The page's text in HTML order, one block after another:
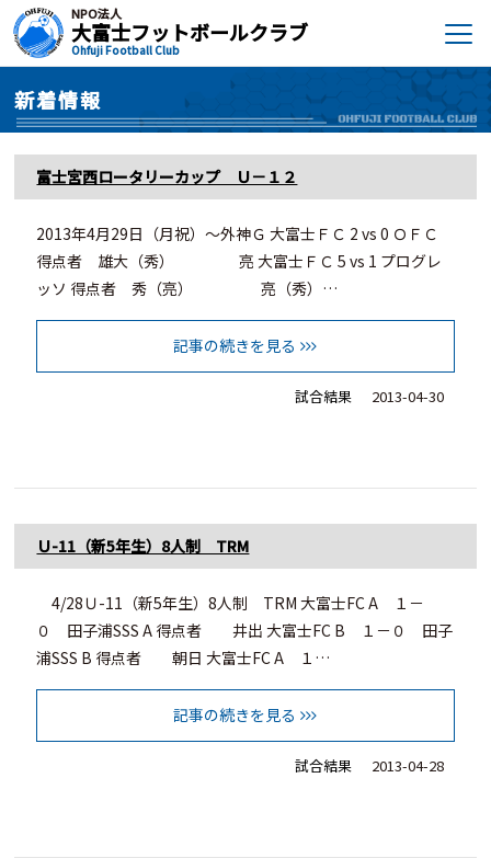
NPO法人
大富士フットボールクラブ
Ohfuji Football Club
新着情報
富士宮西ロータリーカップ Ｕ－１２
2013年4月29日（月祝）～外神Ｇ 大富士ＦＣ 2 vs 0 ＯＦＣ
得点者 雄大（秀） 亮 大富士ＦＣ 5 vs 1 プログレ
ッソ 得点者 秀（亮） 亮（秀）…
記事の続きを見る
試合結果 2013-04-30
Ｕ-11（新5年生）8人制 TRM
4/28Ｕ-11（新5年生）8人制 TRM 大富士FC A １－
０ 田子浦SSS A 得点者 井出 大富士FC B １－０ 田子
浦SSS B 得点者 朝日 大富士FC A １…
記事の続きを見る
試合結果 2013-04-28